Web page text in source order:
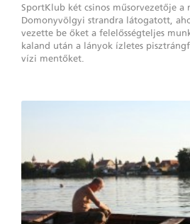
SportKlub két csinos műsorvezetője a
Domonyvölgyi strandra látogatott,
vezette be őket a felelősségteljes
kaland után a lányok ízletes
vízi mentőket.